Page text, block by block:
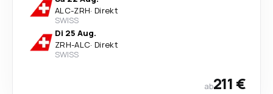
ALC-ZRH· Direkt
SWISS
Di 25 Aug.
ZRH-ALC· Direkt
SWISS
ab211 €